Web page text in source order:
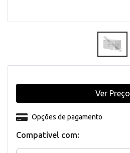
Compativel com:
Opções de pagamento
Ver Preço